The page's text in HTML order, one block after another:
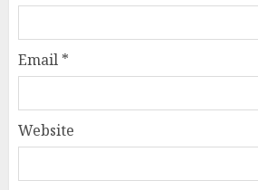
Email *
Website